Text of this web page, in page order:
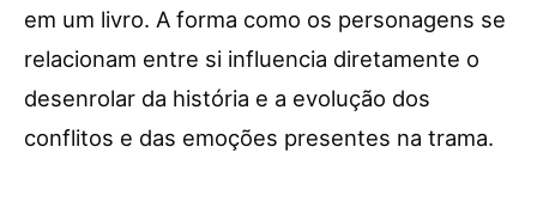
em um livro. A forma como os personagens se
relacionam entre si influencia diretamente o
desenrolar da história e a evolução dos
conflitos e das emoções presentes na trama.